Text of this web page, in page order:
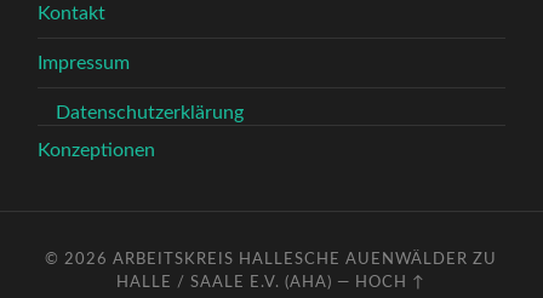
Kontakt
Impressum
Datenschutzerklärung
Konzeptionen
© 2026ARBEITSKREIS HALLESCHE AUENWÄLDER ZU
HALLE / SAALE E.V. (AHA) — HOCH ↑